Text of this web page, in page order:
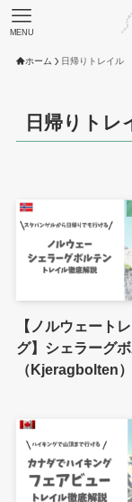
MENU
ホーム 日帰りトレイル
日帰りトレ
【ノルウェート
グ】シェラーグ
（Kjeragbolten）